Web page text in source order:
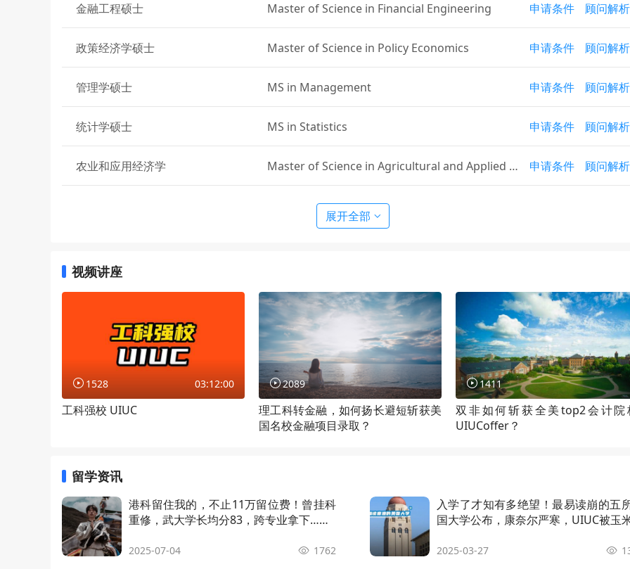
金融工程硕士 Master of Science in Financial Engineering 申请条件 顾问解析
政策经济学硕士 Master of Science in Policy Economics 申请条件 顾问解析
管理学硕士 MS in Management 申请条件 顾问解析
统计学硕士 MS in Statistics 申请条件 顾问解析
农业和应用经济学
Master of Science in Agricultural and Applied E
申请条件 顾问解析
MS in Electrical and Computer Engineering
对外英语教学文学硕士
MA in Teaching English to Speakers of Other L
anguages (MATESOL)
申请条件 顾问解析
计算机科学硕士 Master of Computer Science 申请条件 顾问解析
材料科学与工程工学硕士
Master of Engineering in Materials Engineerin
g
申请条件 顾问解析
公共健康硕士
商业分析理学硕士 Master of Science in Business Analytics 申请条件 顾问解析
地理学理学硕士（GIS方向）
Master of Science in Geography (GIS Specializa
展开全部
视频讲座
1528 03:12:00
工科强校 UIUC
2089
理工科转金融，如何扬长避短斩获美
国名校金融项目录取？
1411
双非如何斩获全美top2会计院
UIUCoffer？
留学资讯
港科留住我的，不止11万留位费！曾挂科
重修，武大学长均分83，跨专业拿下……
2025-07-04 1762
入学了才知有多绝望！最易读崩的五
国大学公布，康奈尔严寒，UIUC被玉
2025-03-27